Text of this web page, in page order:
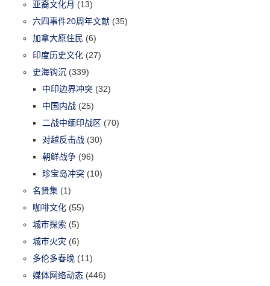
亚裔文化月 (13)
六四事件20周年文献 (35)
加拿大原住民 (6)
印度历史文化 (27)
史海钩沉 (339)
中印边界冲突 (32)
中国内战 (25)
二战中缅印战区 (70)
对越反击战 (30)
朝鲜战争 (96)
珍宝岛冲突 (10)
名贤集 (1)
咖啡文化 (55)
城市探索 (5)
城市火灾 (6)
多伦多春晚 (11)
媒体网络动态 (446)